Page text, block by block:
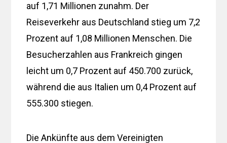
auf 1,71 Millionen zunahm. Der
Reiseverkehr aus Deutschland stieg um 7,2
Prozent auf 1,08 Millionen Menschen. Die
Besucherzahlen aus Frankreich gingen
leicht um 0,7 Prozent auf 450.700 zurück,
während die aus Italien um 0,4 Prozent auf
555.300 stiegen.
Die Ankünfte aus dem Vereinigten